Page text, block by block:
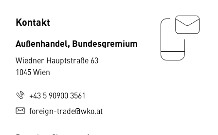
Kontakt
Außenhandel, Bundesgremium
Wiedner Hauptstraße 63
1045 Wien
+43 5 90900 3561
foreign-trade@wko.at